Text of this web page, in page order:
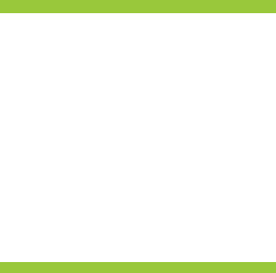
た施工事例をご紹介するシリーズ。 今回は、